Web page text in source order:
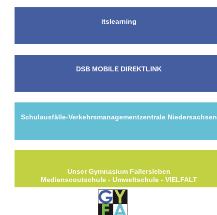
itslearning
DSB MOBILE DIREKTLINK
Schulausfälle-Verkehrsmanagementzentrale Niedersachsen
Unser Gymnasium Fallersleben
Medienscoutschule - Umweltschule - VIELFALT